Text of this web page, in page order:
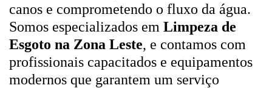
canos e comprometendo o fluxo da água.
Somos especializados em Limpeza de
Esgoto na Zona Leste, e contamos com
profissionais capacitados e equipamentos
modernos que garantem um serviço